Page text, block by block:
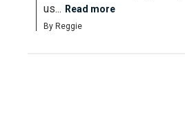
us... Read more
By Reggie